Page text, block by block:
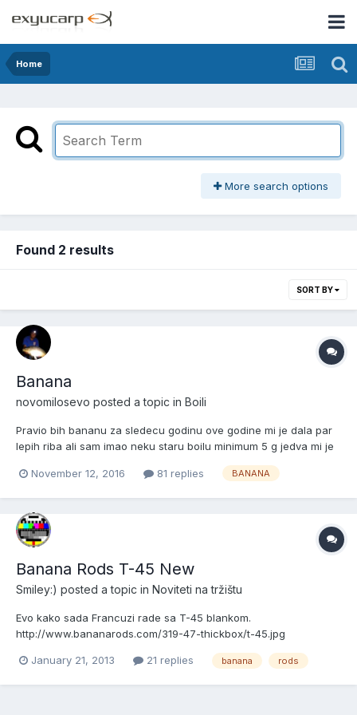
Home
More search options
Found 2 results
SORT BY
Banana
novomilosevo posted a topic in Boili
Pravio bih bananu za sledecu godinu ove godine mi je dala par
lepih riba ali sam imao neku staru boilu minimum 5 g jedva mi je
November 12, 2016
81 replies BANANA
Banana Rods T-45 New
Smiley:) posted a topic in Noviteti na tržištu
Evo kako sada Francuzi rade sa T-45 blankom.
http://www.bananarods.com/319-47-thickbox/t-45.jpg
January 21, 2013 21 replies banana rods